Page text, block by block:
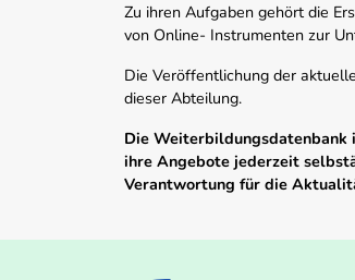
Zu ihren Aufgaben gehört die
von Online- Instrumenten zur
Die Veröffentlichung der
dieser Abteilung.
Die
ihre Angebote jederzeit
Verantwortung für die